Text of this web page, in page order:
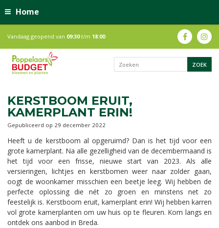
Home
Vandaag geopend van 09:30t/m 18:00
KERSTBOOM ERUIT,
KAMERPLANT ERIN!
Gepubliceerd op 29 december 2022
Heeft u de kerstboom al opgeruimd? Dan is het tijd voor een
grote kamerplant. Na alle gezelligheid van de decembermaand is
het tijd voor een frisse, nieuwe start van 2023. Als alle
versieringen, lichtjes en kerstbomen weer naar zolder gaan,
oogt de woonkamer misschien een beetje leeg. Wij hebben de
perfecte oplossing die nét zo groen en minstens net zo
feestelijk is. Kerstboom eruit, kamerplant erin! Wij hebben karren
vol grote kamerplanten om uw huis op te fleuren. Kom langs en
ontdek ons aanbod in Breda.